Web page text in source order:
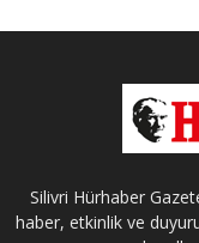
Silivri Hürhaber
haber, etkinlik ve